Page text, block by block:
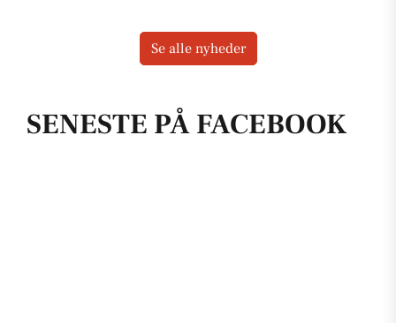
SENESTE PÅ FACEBOOK
Se alle nyheder